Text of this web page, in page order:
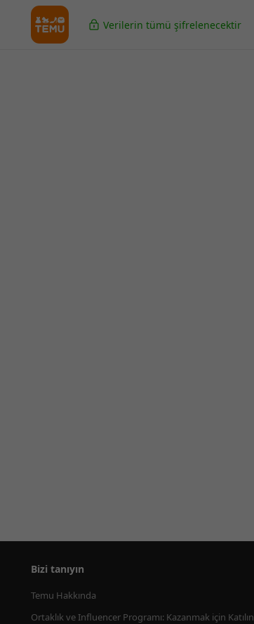
Verilerin tümü şifrelenecektir
Bizi tanıyın
Temu Hakkında
Ortaklık ve Influencer Programı: Kazanmak için Katılın